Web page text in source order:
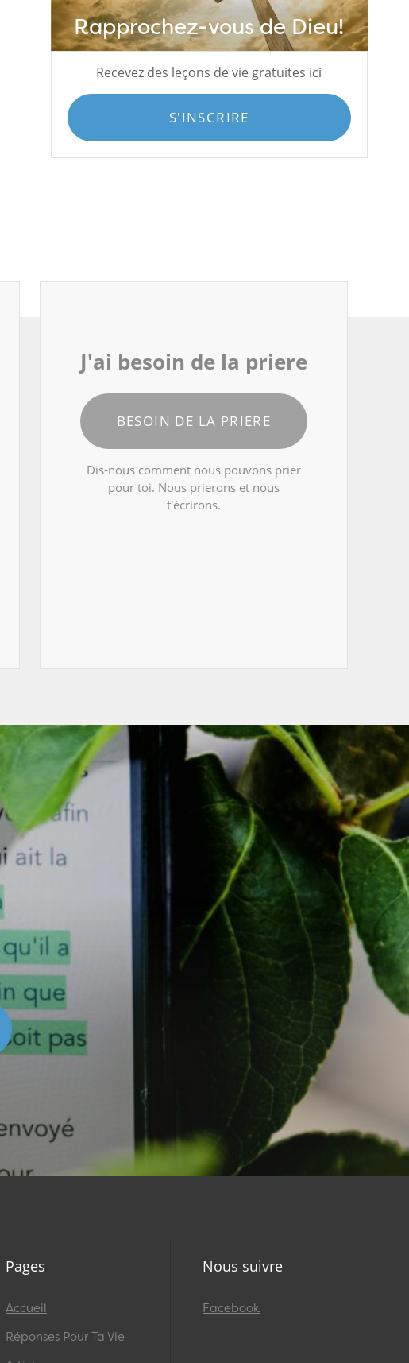
Rapprochez-vous de Dieu!
Recevez des leçons de vie gratuites ici
S'INSCRIRE
J'ai besoin de la priere
BESOIN DE LA PRIERE
Dis-nous comment nous pouvons prier
pour toi. Nous prierons et nous
t'écrirons.
Pages
Accueil
Réponses Pour Ta Vie
Nous suivre
Facebook